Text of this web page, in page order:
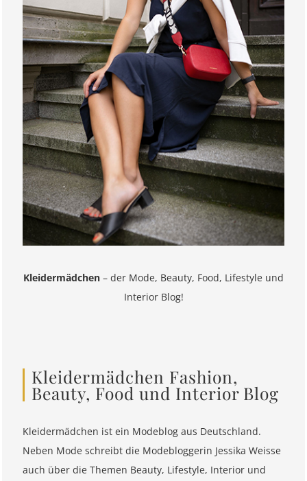
Kleidermädchen – der Mode, Beauty, Food, Lifestyle und
Interior Blog!
Kleidermädchen Fashion,
Beauty, Food und Interior Blog
Kleidermädchen ist ein Modeblog aus Deutschland.
Neben Mode schreibt die Modebloggerin Jessika Weisse
auch über die Themen Beauty, Lifestyle, Interior und